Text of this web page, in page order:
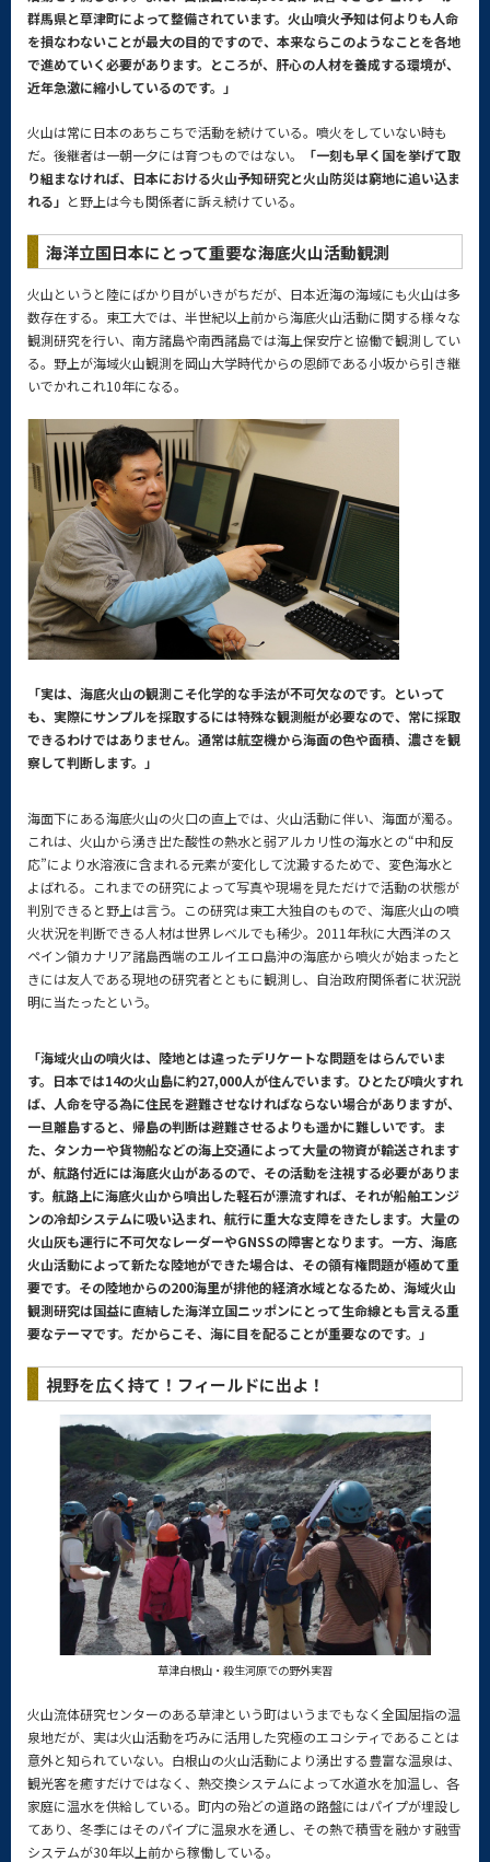
群馬県と草津町によって整備されています。火山噴火予知は何よりも人命
を損なわないことが最大の目的ですので、本来ならこのようなことを各地
で進めていく必要があります。ところが、肝心の人材を養成する環境が、
近年急激に縮小しているのです。」
火山は常に日本のあちこちで活動を続けている。噴火をしていない時も
だ。後継者は一朝一夕には育つものではない。
「一刻も早く国を挙げて取
り組まなければ、日本における火山予知研究と火山防災は窮地に追い込ま
れる」 と野上は今も関係者に訴え続けている。
海洋立国日本にとって重要な海底火山活動観測
火山というと陸にばかり目がいきがちだが、日本近海の海域にも火山は多
数存在する。東工大では、半世紀以上前から海底火山活動に関する様々な
観測研究を行い、南方諸島や南西諸島では海上保安庁と協働で観測してい
る。野上が海域火山観測を岡山大学時代からの恩師である小坂から引き継
いでかれこれ10年になる。
「実は、海底火山の観測こそ化学的な手法が不可欠なのです。といって
も、実際にサンプルを採取するには特殊な観測艇が必要なので、常に採取
できるわけではありません。通常は航空機から海面の色や面積、濃さを観
察して判断します。」
海面下にある海底火山の火口の直上では、火山活動に伴い、海面が濁る。
これは、火山から湧き出た酸性の熱水と弱アルカリ性の海水との“中和反
応”により水溶液に含まれる元素が変化して沈澱するためで、変色海水と
よばれる。これまでの研究によって写真や現場を見ただけで活動の状態が
判別できると野上は言う。この研究は東工大独自のもので、海底火山の噴
火状況を判断できる人材は世界レベルでも稀少。2011年秋に大西洋のス
ペイン領カナリア諸島西端のエルイエロ島沖の海底から噴火が始まったと
きには友人である現地の研究者とともに観測し、自治政府関係者に状況説
明に当たったという。
「海域火山の噴火は、陸地とは違ったデリケートな問題をはらんでいま
す。日本では14の火山島に約27,000人が住んでいます。ひとたび噴火すれ
ば、人命を守る為に住民を避難させなければならない場合がありますが、
一旦離島すると、帰島の判断は避難させるよりも遥かに難しいです。ま
た、タンカーや貨物船などの海上交通によって大量の物資が輸送されます
が、航路付近には海底火山があるので、その活動を注視する必要がありま
す。航路上に海底火山から噴出した軽石が漂流すれば、それが船舶エンジ
ンの冷却システムに吸い込まれ、航行に重大な支障をきたします。大量の
火山灰も運行に不可欠なレーダーやGNSSの障害となります。一方、海底
火山活動によって新たな陸地ができた場合は、その領有権問題が極めて重
要です。その陸地からの200海里が排他的経済水域となるため、海域火山
観測研究は国益に直結した海洋立国ニッポンにとって生命線とも言える重
要なテーマです。だからこそ、海に目を配ることが重要なのです。」
視野を広く持て！フィールドに出よ！
草津白根山・殺生河原での野外実習
火山流体研究センターのある草津という町はいうまでもなく全国屈指の温
泉地だが、実は火山活動を巧みに活用した究極のエコシティであることは
意外と知られていない。白根山の火山活動により湧出する豊富な温泉は、
観光客を癒すだけではなく、熱交換システムによって水道水を加温し、各
家庭に温水を供給している。町内の殆どの道路の路盤にはパイプが埋設し
てあり、冬季にはそのパイプに温泉水を通し、その熱で積雪を融かす融雪
システムが30年以上前から稼働している。